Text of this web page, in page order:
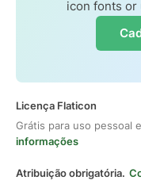
icon fonts or
Licença Flaticon
Grátis para uso pessoal
informações
Atribuição obrigatória.